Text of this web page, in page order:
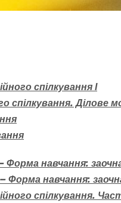
спілкування І
спілкування. Ділове
Форма навчання:
Форма навчання:
спілкування.